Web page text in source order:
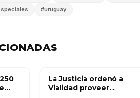
#uruguay
OBRA PÚBLICA
La Justicia ordenó a
Vialidad proveer